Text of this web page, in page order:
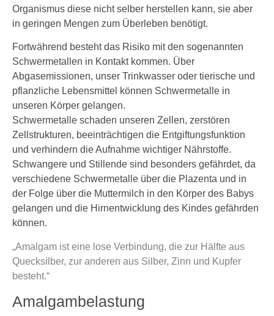
Organismus diese nicht selber herstellen kann, sie aber
in geringen Mengen zum Überleben benötigt.
Fortwährend besteht das Risiko mit den sogenannten
Schwermetallen in Kontakt kommen. Über
Abgasemissionen, unser Trinkwasser oder tierische und
pflanzliche Lebensmittel können Schwermetalle in
unseren Körper gelangen.
Schwermetalle schaden unseren Zellen, zerstören
Zellstrukturen, beeinträchtigen die Entgiftungsfunktion
und verhindern die Aufnahme wichtiger Nährstoffe.
Schwangere und Stillende sind besonders gefährdet, da
verschiedene Schwermetalle über die Plazenta und in
der Folge über die Muttermilch in den Körper des Babys
gelangen und die Hirnentwicklung des Kindes gefährden
können.
„Amalgam ist eine lose Verbindung, die zur Hälfte aus
Quecksilber, zur anderen aus Silber, Zinn und Kupfer
besteht.“
Amalgambelastung